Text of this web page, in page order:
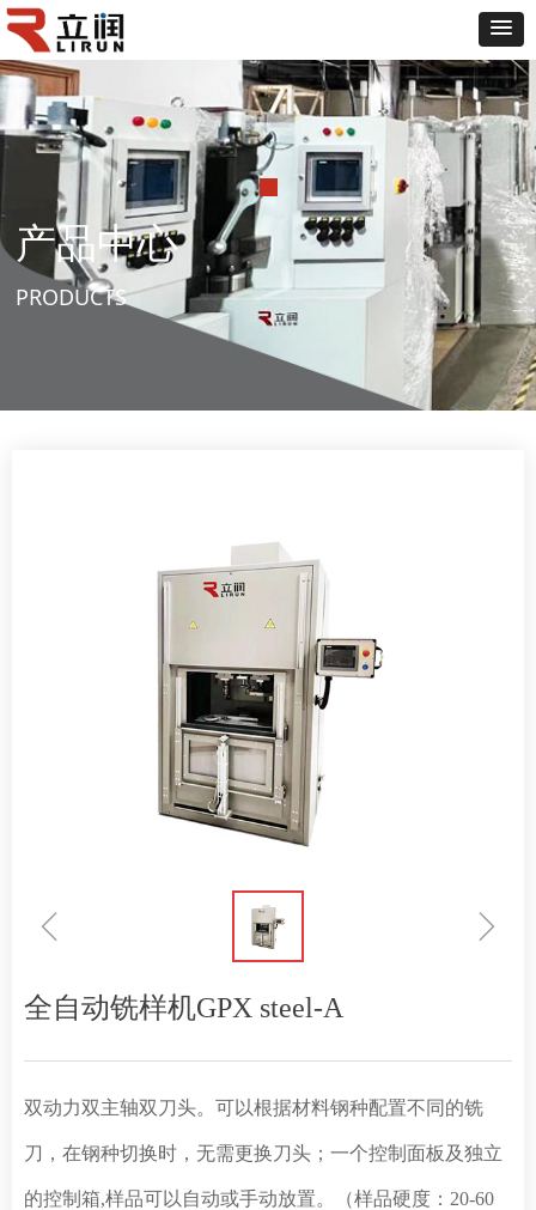
全自动铣样机GPX steel-A
ꁆ ꁇ
双动力双主轴双刀头。可以根据材料钢种配置不同的铣
刀，在钢种切换时，无需更换刀头；一个控制面板及独立
的控制箱,样品可以自动或手动放置。（样品硬度：20-60
产品中心
PRODUCTS